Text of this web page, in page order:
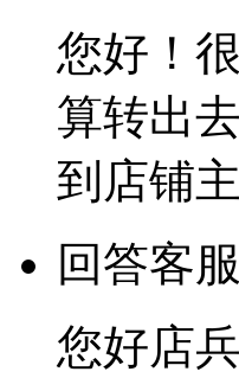
您好！
算转出
到店铺
回答客
您好店